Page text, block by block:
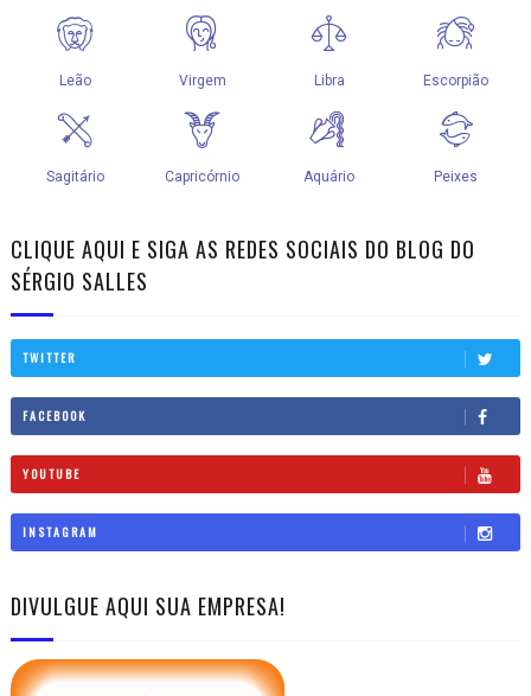
CLIQUE AQUI E SIGA AS REDES SOCIAIS DO BLOG DO
SÉRGIO SALLES
TWITTER
FACEBOOK
YOUTUBE
INSTAGRAM
DIVULGUE AQUI SUA EMPRESA!